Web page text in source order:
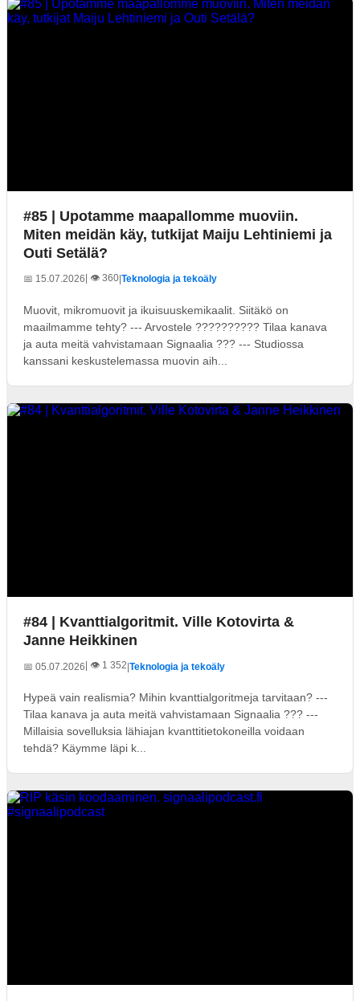
#85 | Upotamme maapallomme muoviin.
Miten meidän käy, tutkijat Maiju Lehtiniemi ja
Outi Setälä?
📅 15.07.2026| 👁️ 360 Teknologia ja tekoäly
Muovit, mikromuovit ja ikuisuuskemikaalit. Siitäkö on
maailmamme tehty? --- Arvostele ?????????? Tilaa kanava
ja auta meitä vahvistamaan Signaalia ??? --- Studiossa
kanssani keskustelemassa muovin aih...
#84 | Kvanttialgoritmit. Ville Kotovirta &
Janne Heikkinen
📅 05.07.2026 | 👁️ 1 352|Teknologia ja tekoäly
Hypeä vain realismia? Mihin kvanttialgoritmeja tarvitaan? ---
Tilaa kanava ja auta meitä vahvistamaan Signaalia ??? ---
Millaisia sovelluksia lähiajan kvanttitietokoneilla voidaan
tehdä? Käymme läpi k...